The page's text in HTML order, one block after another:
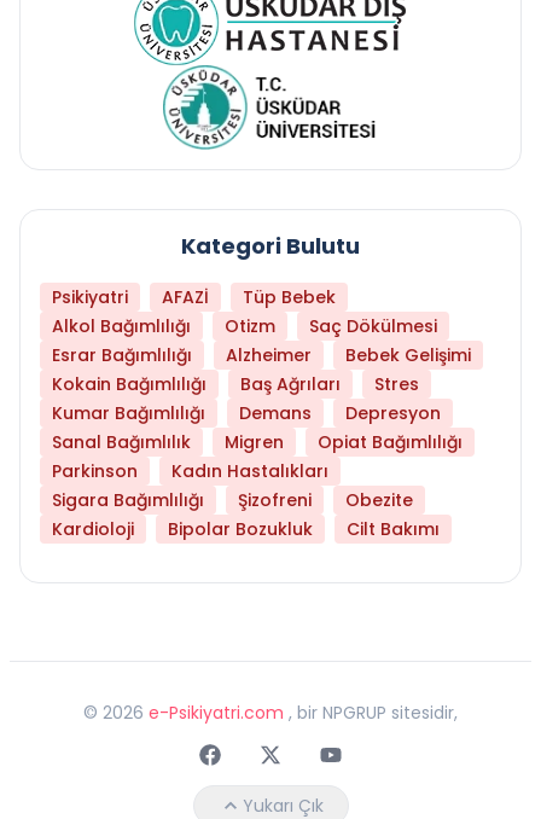
Kategori Bulutu
Psikiyatri AFAZİ
Tüp Bebek
Alkol Bağımlılığı
Otizm
Saç Dökülmesi
Esrar Bağımlılığı
Alzheimer
Bebek Gelişimi
Kokain Bağımlılığı
Baş Ağrıları
Stres
Kumar Bağımlılığı
Demans
Depresyon
Sanal Bağımlılık
Migren
Opiat Bağımlılığı
Parkinson
Kadın Hastalıkları
Sigara Bağımlılığı
Şizofreni
Obezite
Kardioloji
Bipolar Bozukluk Cilt Bakımı
© 2026 e-Psikiyatri.com , bir NPGRUP sitesidir,
FaceebokTwitterYoutube
Yukarı Çık